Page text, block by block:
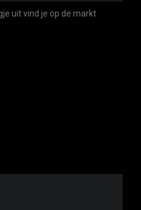
uit vind je op de markt